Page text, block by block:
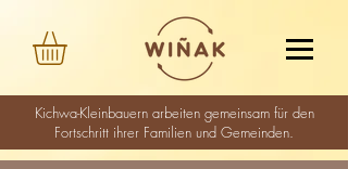
Kichwa-Kleinbauern arbeiten gemeinsam für den
Fortschritt ihrer Familien und Gemeinden.